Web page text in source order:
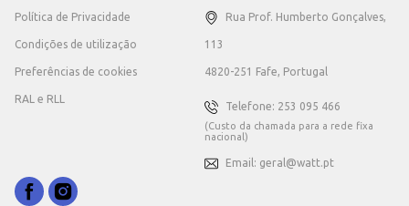
Política de Privacidade
Condições de utilização
Preferências de cookies
RAL e RLL
Rua Prof. Humberto Gonçalves,
113
4820-251 Fafe, Portugal
Telefone: 253 095 466
(Custo da chamada para a rede fixa
nacional)
Email: geral@watt.pt